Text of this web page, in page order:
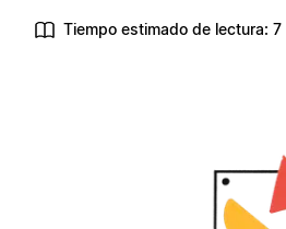
Tiempo estimado de lectura: 7